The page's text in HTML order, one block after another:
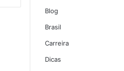
Blog
Brasil
Carreira
Dicas